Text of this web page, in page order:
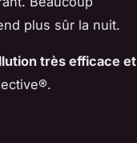
plus sûr la nuit.
très efficace et